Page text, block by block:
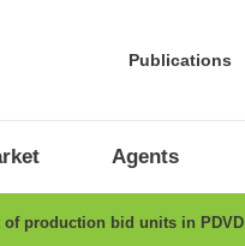
Publications
Agents
of production bid units in PDVD